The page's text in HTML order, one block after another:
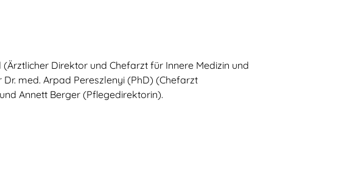
Direktor und Chefarzt für Innere Medizin und
med. Arpad Pereszlenyi (PhD) (Chefarzt
Annett Berger (Pflegedirektorin).